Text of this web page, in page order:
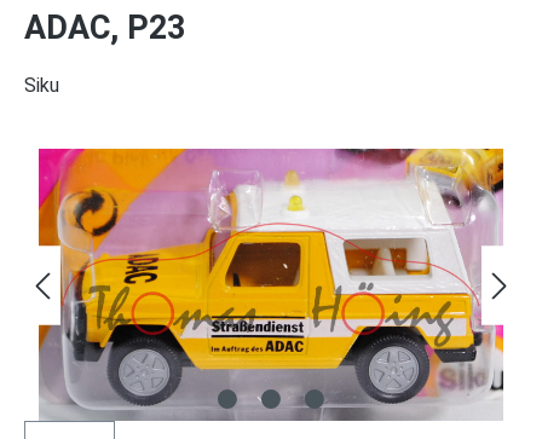
ADAC, P23
Siku
Bildergalerie überspringen